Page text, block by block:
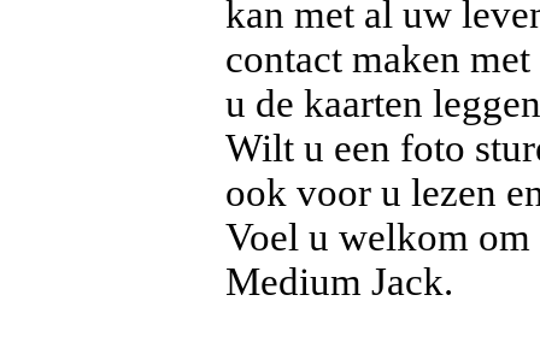
kan met al uw
contact maken
u de kaarten
Wilt u een foto
ook voor u lezen
Voel u welkom
Medium Jack.